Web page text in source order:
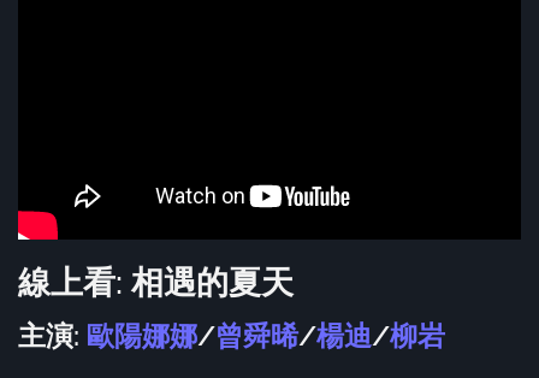
線上看: 相遇的夏天
主演: 歐陽娜娜/曾舜晞/楊迪/柳岩